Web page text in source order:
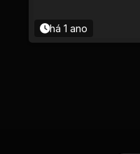
há 1 ano